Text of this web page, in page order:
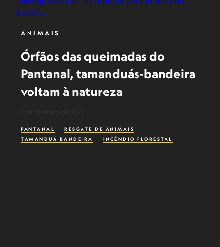
ANIMAIS
Órfãos das queimadas do
Pantanal, tamanduás-bandeira
voltam à natureza
PANTANAL
RESGATE DE ANIMAIS
TAMANDUÁ BANDEIRA
INCÊNDIO FLORESTAL